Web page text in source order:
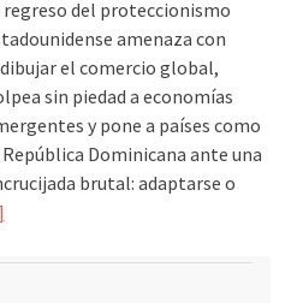
galardonados?
regreso del proteccionismo
amenaza con
el comercio global,
sin piedad a economías
y pone a países como
Dominicana ante una
brutal: adaptarse o